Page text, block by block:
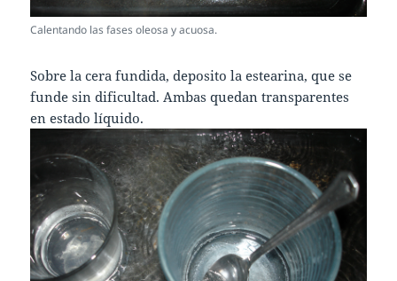
Calentando las fases oleosa y acuosa.
Sobre la cera fundida, deposito la estearina, que se
funde sin dificultad. Ambas quedan transparentes
en estado líquido.